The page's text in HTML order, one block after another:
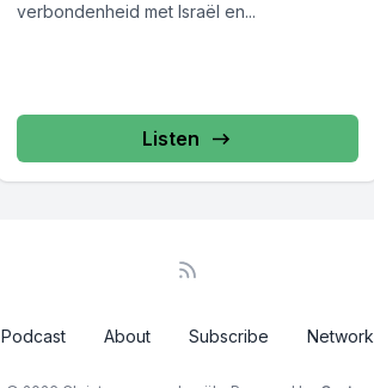
verbondenheid met Israël en...
Listen
Podcast About Subscribe Network